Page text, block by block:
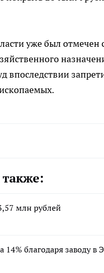
уже был отмечен
впоследствии
млн рублей
благодаря заводу в